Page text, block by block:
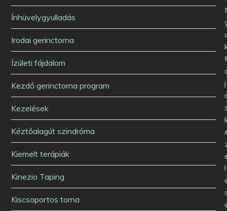
Ínhüvelygyulladás
Irodai gerinctorna
Ízületi fájdalom
Kezdő gerinctorna program
Kezelések
Kéztőalagút szindróma
Kiemelt terápiák
Kinezio Taping
Kiscsoportos torna
j
l